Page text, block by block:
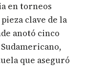
en torneos
clave de la
anotó cinco
que aseguró